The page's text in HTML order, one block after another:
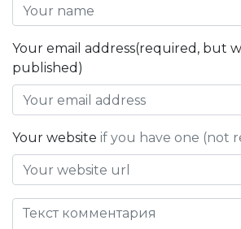
Your email address(required, but
published)
Your website if you have one (not